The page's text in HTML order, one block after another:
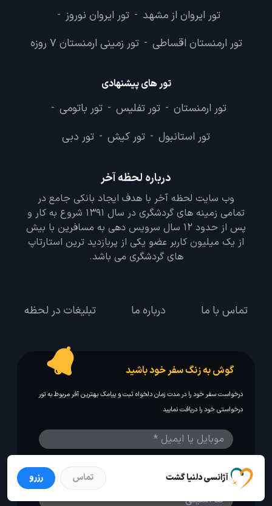
آژانسی دلنیا گشت تماس رزرو
تور ایروان از مشهد - تور ایروان نوروز -
تور ارمنستان اقساطی - تور زمینی ارمنستان 7 روزه
تور های پیشنهادی
تور ارمنستان - تور تفلیس - تور باتومی -
تور استانبول - تور کیش - تور دبی
درباره لحظه آخر
وب سایت لحظه آخر با هدف ایجاد بانکی جامع در
تمامی زمینه های گردشگری در سال 1391 شروع به کار و
پس از حدود 12 سال سرویس دهی به مسافرین با بیش
از یک میلیون کاربر عضو یکی از پربازدید ترین استارتاپ
های گردشگری می باشد.
تماس با ما درباره ما تبلیغات در لحظه
گوش به زنگ سفر خود باشید
درخواست سفر خود را در مدت زمان دلخواه ثبت و پیامک بهترین آفر مربوط به تور
درخواستی خود را دریافت نمایید